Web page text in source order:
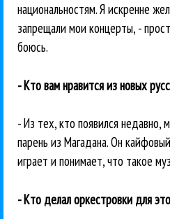
национальностям. Я искренне
запрещали мои концерты, -
боюсь.
- Кто вам нравится из новых
- Из тех, кто появился недавно,
парень из Магадана. Он
играет и понимает, что такое
- Кто делал оркестровки для